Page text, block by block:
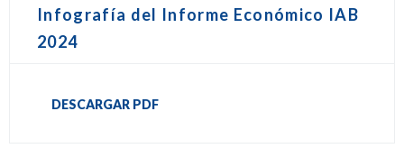
Infografía del Informe Económico IAB
2024
DESCARGAR PDF